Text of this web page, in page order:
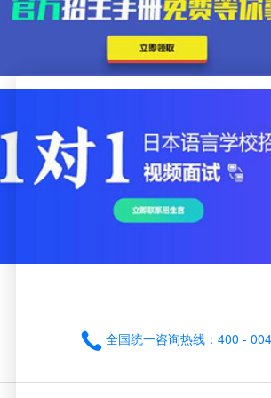
全国统一咨询热线：400 -